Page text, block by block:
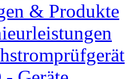
& Produkte